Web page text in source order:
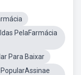
PelaFarmácia
Para Baixar